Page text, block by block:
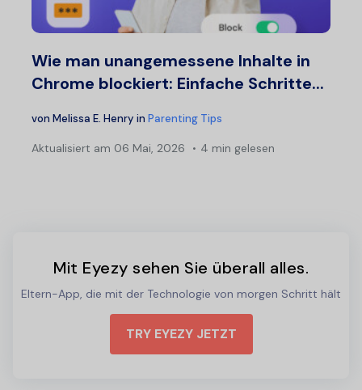
Wie man unangemessene Inhalte in
Chrome blockiert: Einfache Schritte...
von Melissa E. Henry in Parenting Tips
Aktualisiert am 06 Mai, 2026 4 min gelesen
Mit Eyezy sehen Sie überall alles.
Eltern-App, die mit der Technologie von morgen Schritt hält
TRY EYEZY JETZT